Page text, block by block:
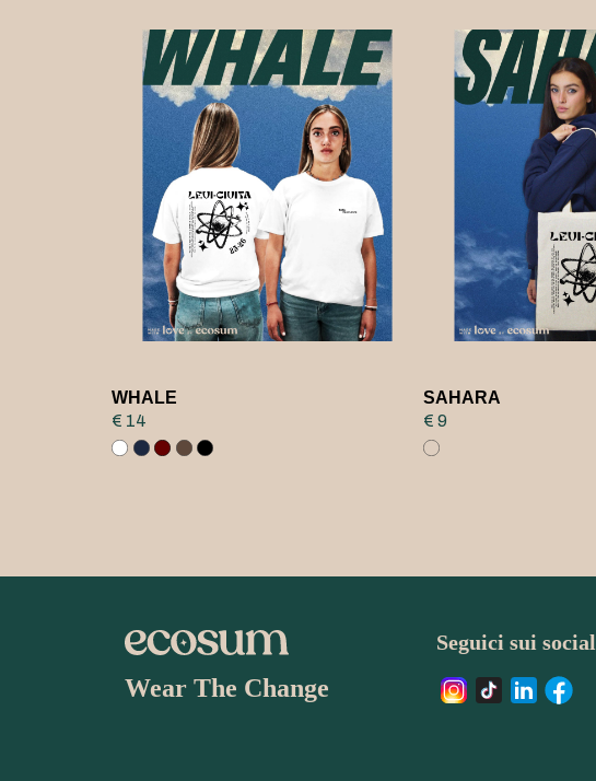
WHALE
€ 14
SAHARA
€ 9
Wear The Change
Seguici sui social